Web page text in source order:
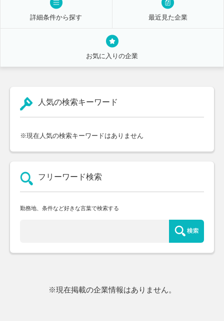
詳細条件から探す 最近見た企業
お気に入りの企業
人気の検索キーワード
※現在人気の検索キーワードはありません
フリーワード検索
勤務地、条件など好きな言葉で検索する
※現在掲載の企業情報はありません。